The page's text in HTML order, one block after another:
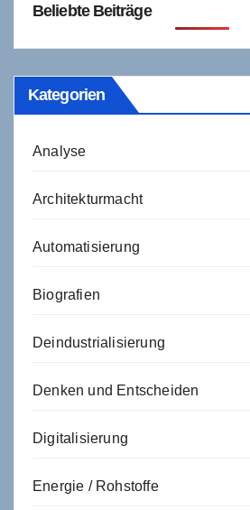
Beliebte Beiträge
Kategorien
Analyse
Architekturmacht
Automatisierung
Biografien
Deindustrialisierung
Denken und Entscheiden
Digitalisierung
Energie / Rohstoffe